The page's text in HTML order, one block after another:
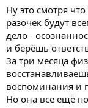
Ну это смотря
разочек будут
дело -
и берёшь
За три месяца
воспоминания и
Но она все ещё